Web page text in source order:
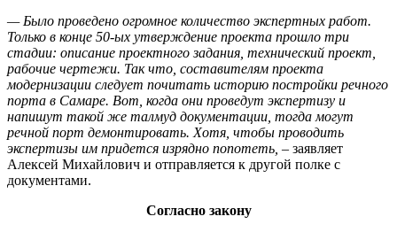
— Было проведено огромное количество экспертных работ.
Только в конце 50-ых утверждение проекта прошло три
стадии: описание проектного задания, технический проект,
рабочие чертежи. Так что, составителям проекта
модернизации следует почитать историю постройки речного
порта в Самаре. Вот, когда они проведут экспертизу и
напишут такой же талмуд документации, тогда могут
речной порт демонтировать. Хотя, чтобы проводить
экспертизы им придется изрядно попотеть, – заявляет
Алексей Михайлович и отправляется к другой полке с
документами.
Согласно закону